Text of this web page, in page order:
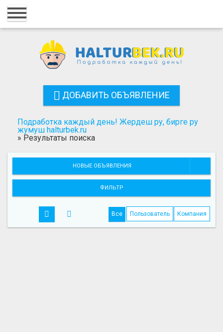
Главная
Регистрация
Добавить объявление
Поиск
ДОБАВИТЬ ОБЪЯВЛЕНИЕ
Подработка каждый день! Жердеш ру, бирге ру
жумуш halturbek.ru
» Результаты поиска
НОВЫЕ ОБЪЯВЛЕНИЯ
ФИЛЬТР
Все Пользователь Компания